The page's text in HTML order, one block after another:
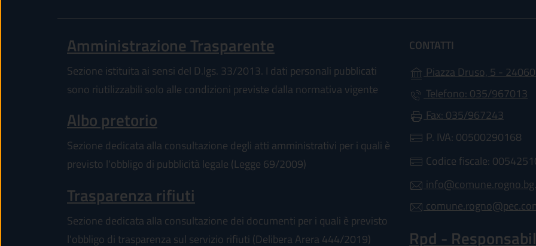
Amministrazione Trasparente
Sezione istituita ai sensi del D.lgs. 33/2013. I dati personali pubblicati
sono riutilizzabili solo alle condizioni previste dalla normativa vigente
Albo pretorio
Sezione dedicata alla consultazione degli atti amministrativi per i quali è
previsto l'obbligo di pubblicità legale (Legge 69/2009)
Trasparenza rifiuti
Sezione dedicata alla consultazione dei documenti per i quali è previsto
l'obbligo di trasparenza sul servizio rifiuti (Delibera Arera 444/2019)
CONTATTI
Piazza Druso, 5 -
Telefono: 035/967013
Fax: 035/967243
P. IVA: 00500290168
Codice fiscale:
Rpd -